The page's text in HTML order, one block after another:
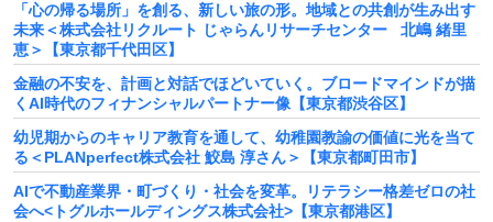
「心の帰る場所」を創る、新しい旅の形。地域との共創が生み出す
未来＜株式会社リクルート じゃらんリサーチセンター 北嶋 緒里
恵＞【東京都千代田区】
金融の不安を、計画と対話でほどいていく。ブロードマインドが描
くAI時代のフィナンシャルパートナー像【東京都渋谷区】
幼児期からのキャリア教育を通して、幼稚園教諭の価値に光を当て
る＜PLANperfect株式会社 鮫島 淳さん＞【東京都町田市】
AIで不動産業界・町づくり・社会を変革。リテラシー格差ゼロの社
会へ<トグルホールディングス株式会社>【東京都港区】